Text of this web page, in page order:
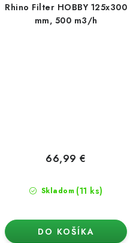
Rhino Filter HOBBY 125x300
mm, 500 m3/h
Skladom (11 ks)
66,99 €
DO KOŠÍKA